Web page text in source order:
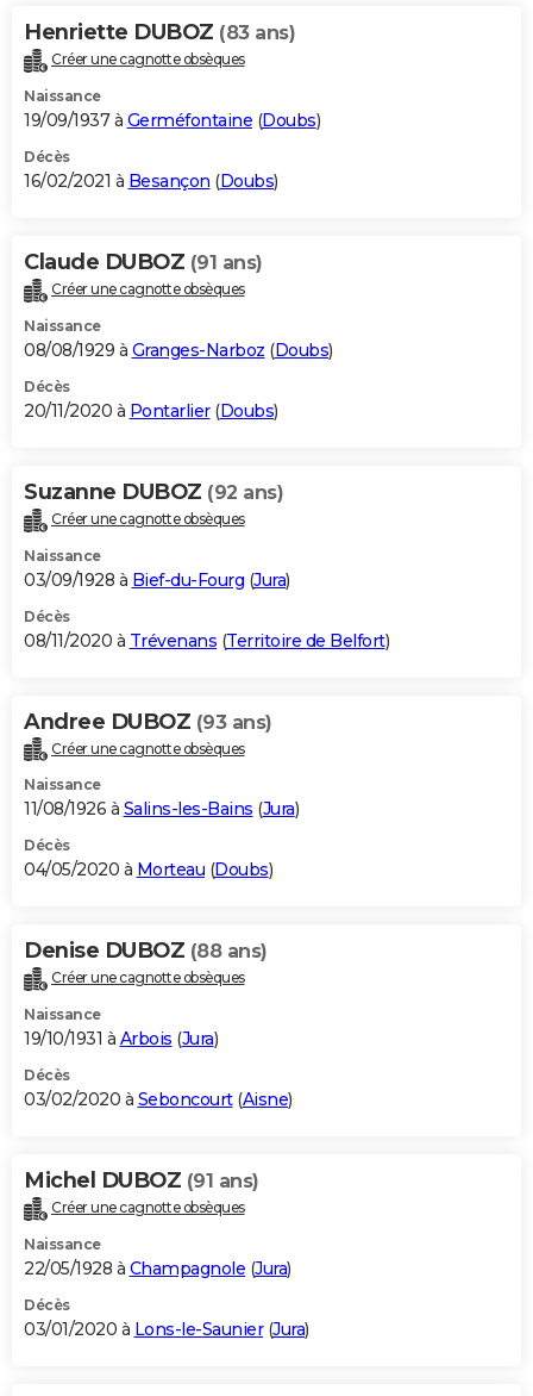
Henriette DUBOZ (83 ans)
Créer une cagnotte obsèques
Naissance
19/09/1937 à Germéfontaine (Doubs)
Décès
16/02/2021 à Besançon (Doubs)
Claude DUBOZ (91 ans)
Créer une cagnotte obsèques
Naissance
08/08/1929 à Granges-Narboz (Doubs)
Décès
20/11/2020 à Pontarlier(Doubs)
Suzanne DUBOZ (92 ans)
Créer une cagnotte obsèques
Naissance
03/09/1928 à Bief-du-Fourg (Jura)
Décès
08/11/2020 à Trévenans (Territoire de Belfort)
Andree DUBOZ (93 ans)
Créer une cagnotte obsèques
Naissance
11/08/1926 à Salins-les-Bains (Jura)
Décès
04/05/2020 à Morteau (Doubs)
Denise DUBOZ (88 ans)
Créer une cagnotte obsèques
Naissance
19/10/1931 à Arbois (Jura)
Décès
03/02/2020 à Seboncourt(Aisne)
Michel DUBOZ (91 ans)
Créer une cagnotte obsèques
Naissance
22/05/1928 à Champagnole (Jura)
Décès
03/01/2020 à Lons-le-Saunier(Jura)